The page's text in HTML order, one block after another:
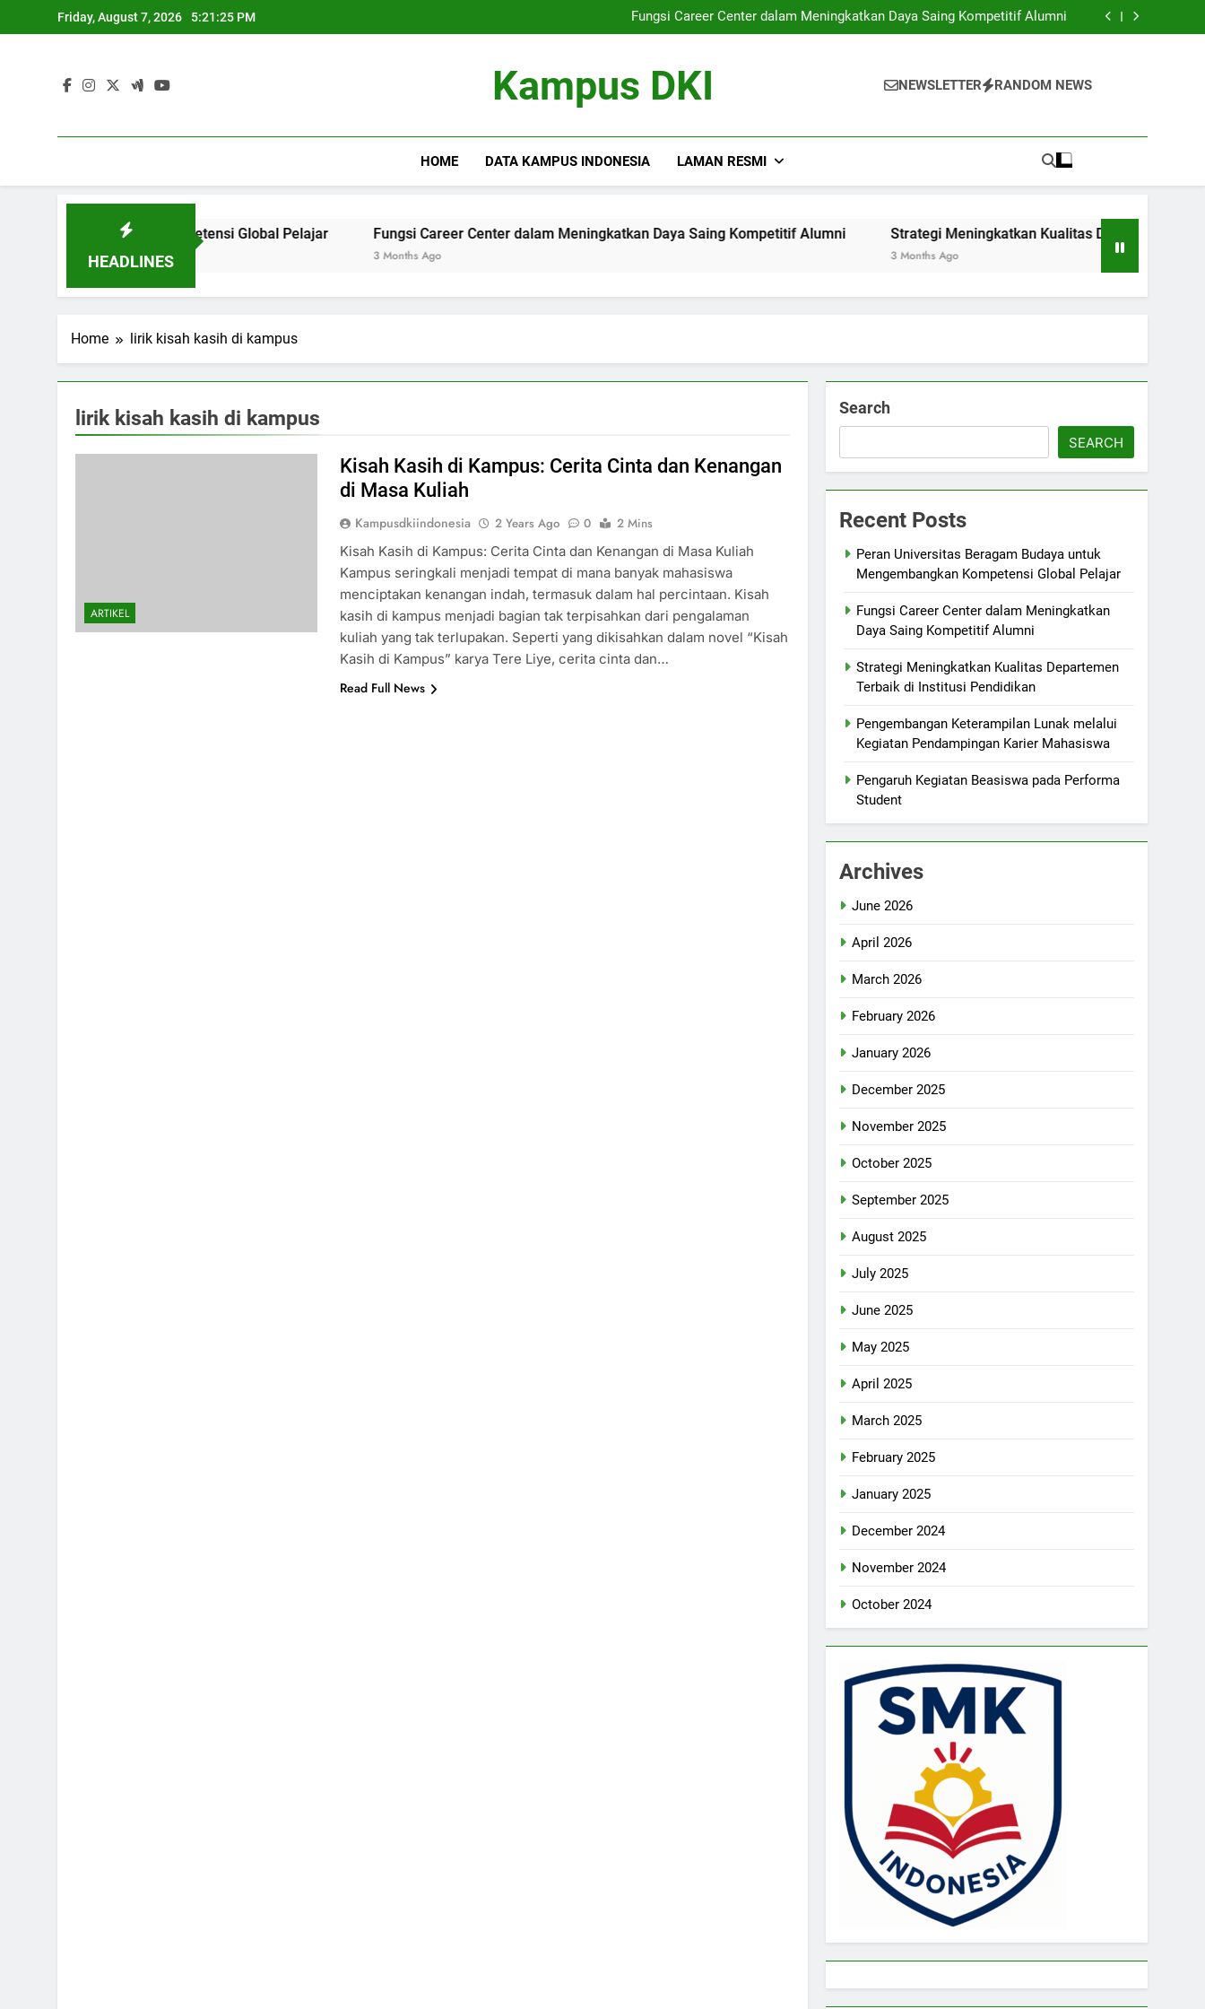
to
Friday, August 7, 2026 5:21:25 PM
Global Pelajar
Fungsi Career Center dalam Meningkatkan Daya Saing Kompetitif Alumni
Strategi Meningkatkan Kualitas Departemen Terbaik di Institusi Pendidikan
Global Pelajar
Fungsi Career Center dalam Meningkatkan Daya Saing Kompetitif Alumni
Strategi Meningkatkan Kualitas Departemen Terbaik di Institusi Pendidikan
Kampus DKI NEWSLETTER RANDOM NEWS
HOME DATA KAMPUS INDONESIA LAMAN RESMI
HEADLINES
Kompetensi Global Pelajar Fungsi Career Center dalam Meningkatkan Daya Saing Kompetitif Alumni
3 Months Ago
Strategi Meningkatkan Kualitas Departemen Terbaik
3 Months Ago
Home lirik kisah kasih di kampus
lirik kisah kasih di kampus
ARTIKEL
Kisah Kasih di Kampus: Cerita Cinta dan Kenangan
di Masa Kuliah
Kampusdkiindonesia 2 Years Ago 0
2 Mins
Kisah Kasih di Kampus: Cerita Cinta dan Kenangan di Masa Kuliah
Kampus seringkali menjadi tempat di mana banyak mahasiswa
menciptakan kenangan indah, termasuk dalam hal percintaan. Kisah
kasih di kampus menjadi bagian tak terpisahkan dari pengalaman
kuliah yang tak terlupakan. Seperti yang dikisahkan dalam novel “Kisah
Kasih di Kampus” karya Tere Liye, cerita cinta dan…
Read Full News
Search
SEARCH
Recent Posts
Peran Universitas Beragam Budaya untuk
Mengembangkan Kompetensi Global Pelajar
Fungsi Career Center dalam Meningkatkan
Daya Saing Kompetitif Alumni
Strategi Meningkatkan Kualitas Departemen
Terbaik di Institusi Pendidikan
Pengembangan Keterampilan Lunak melalui
Kegiatan Pendampingan Karier Mahasiswa
Pengaruh Kegiatan Beasiswa pada Performa
Student
Archives
June 2026
April 2026
March 2026
February 2026
January 2026
December 2025
November 2025
October 2025
September 2025
August 2025
July 2025
June 2025
May 2025
April 2025
March 2025
February 2025
January 2025
December 2024
November 2024
October 2024